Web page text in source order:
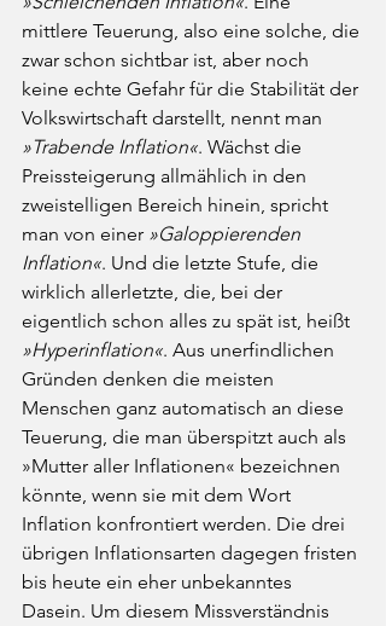
mittlere Teuerung, also eine solche, die
zwar schon sichtbar ist, aber noch
keine echte Gefahr für die Stabilität der
Volkswirtschaft darstellt, nennt man
»Trabende Inflation«. Wächst die
Preissteigerung allmählich in den
zweistelligen Bereich hinein, spricht
man von einer »Galoppierenden
Inflation«. Und die letzte Stufe, die
wirklich allerletzte, die, bei der
eigentlich schon alles zu spät ist, heißt
»Hyperinflation«. Aus unerfindlichen
Gründen denken die meisten
Menschen ganz automatisch an diese
Teuerung, die man überspitzt auch als
»Mutter aller Inflationen« bezeichnen
könnte, wenn sie mit dem Wort
Inflation konfrontiert werden. Die drei
übrigen Inflationsarten dagegen fristen
bis heute ein eher unbekanntes
Dasein. Um diesem Missverständnis